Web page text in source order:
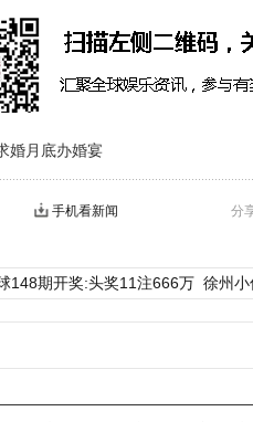
婚月底办婚宴
分
手机看新闻
148期开奖:头奖11注666万 徐州